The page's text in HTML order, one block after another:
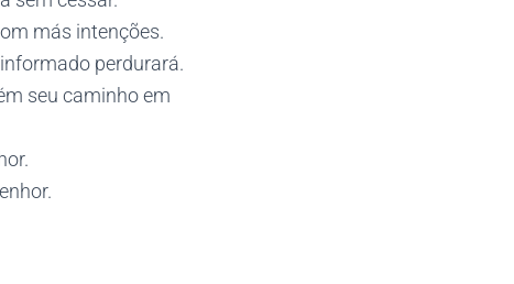
más intenções.
perdurará.
seu caminho em